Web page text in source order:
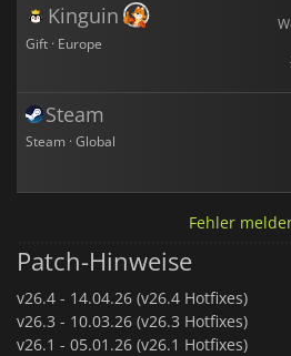
Kinguin
Gift · Europe
Steam
Steam · Global
Fehler
Patch-Hinweise
v26.4 - 14.04.26 (v26.4 Hotfixes)
v26.3 - 10.03.26 (v26.3 Hotfixes)
v26.1 - 05.01.26 (v26.1 Hotfixes)